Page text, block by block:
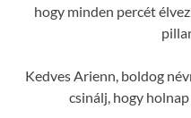
hogy minden percét
Kedves Arienn, boldog
csinálj, hogy